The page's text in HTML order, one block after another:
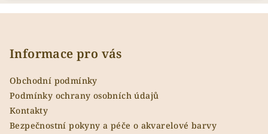
Informace pro vás
Obchodní podmínky
Podmínky ochrany osobních údajů
Kontakty
Bezpečnostní pokyny a péče o akvarelové barvy